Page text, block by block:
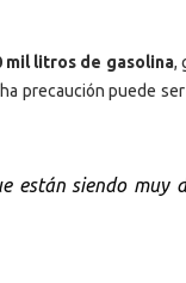
mil litros de gasolina,
precaución puede
están siendo muy